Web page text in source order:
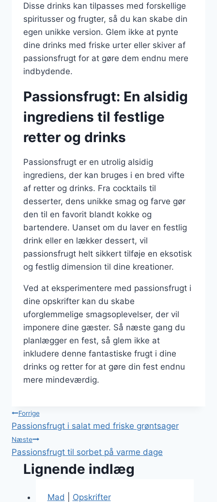
Disse drinks kan tilpasses med forskellige
spiritusser og frugter, så du kan skabe din
egen unikke version. Glem ikke at pynte
dine drinks med friske urter eller skiver af
passionsfrugt for at gøre dem endnu mere
indbydende.
Passionsfrugt: En alsidig
ingrediens til festlige
retter og drinks
Passionsfrugt er en utrolig alsidig
ingrediens, der kan bruges i en bred vifte
af retter og drinks. Fra cocktails til
desserter, dens unikke smag og farve gør
den til en favorit blandt kokke og
bartendere. Uanset om du laver en festlig
drink eller en lækker dessert, vil
passionsfrugt helt sikkert tilføje en eksotisk
og festlig dimension til dine kreationer.
Ved at eksperimentere med passionsfrugt i
dine opskrifter kan du skabe
uforglemmelige smagsoplevelser, der vil
imponere dine gæster. Så næste gang du
planlægger en fest, så glem ikke at
inkludere denne fantastiske frugt i dine
drinks og retter for at gøre din fest endnu
mere mindeværdig.
Indlægsnavigation
Forrige
Passionsfrugt i salat med friske grøntsager
Næste
Passionsfrugt til sorbet på varme dage
Lignende indlæg
Mad Opskrifter